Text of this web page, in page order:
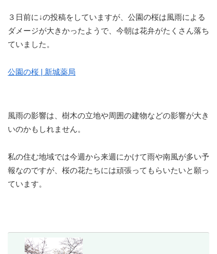
３日前に↓の投稿をしていますが、公園の桜は風雨による
ダメージが大きかったようで、今朝は花弁がたくさん落ち
ていました。
公園の桜 | 新城薬局
風雨の影響は、樹木の立地や周囲の建物などの影響が大き
いのかもしれません。
私の住む地域では今週から来週にかけて雨や南風が多い予
報なのですが、桜の花たちには頑張ってもらいたいと願っ
ています。